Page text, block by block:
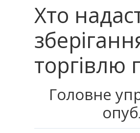
Хто
Головне